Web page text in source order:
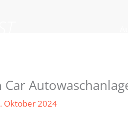
Car
Oktober 2024